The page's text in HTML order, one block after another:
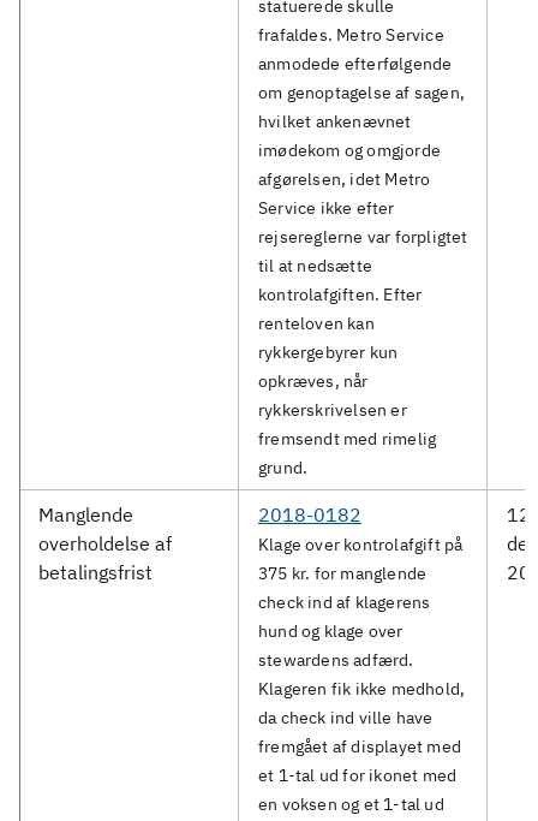
statuerede skulle
frafaldes. Metro Service
anmodede efterfølgende
om genoptagelse af sagen,
hvilket ankenævnet
imødekom og omgjorde
afgørelsen, idet Metro
Service ikke efter
rejsereglerne var forpligtet
til at nedsætte
kontrolafgiften. Efter
renteloven kan
rykkergebyrer kun
opkræves, når
rykkerskrivelsen er
fremsendt med rimelig
grund.
Manglende
overholdelse af
betalingsfrist
2018-0182
Klage over kontrolafgift på
375 kr. for manglende
check ind af klagerens
hund og klage over
stewardens adfærd.
Klageren fik ikke medhold,
da check ind ville have
fremgået af displayet med
et 1-tal ud for ikonet med
en voksen og et 1-tal ud
12.